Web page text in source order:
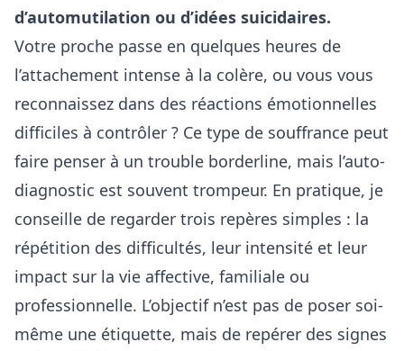
d’automutilation ou d’idées suicidaires.
Votre proche passe en quelques heures de
l’attachement intense à la colère, ou vous vous
reconnaissez dans des réactions émotionnelles
difficiles à contrôler ? Ce type de souffrance peut
faire penser à un trouble borderline, mais l’auto-
diagnostic est souvent trompeur. En pratique, je
conseille de regarder trois repères simples : la
répétition des difficultés, leur intensité et leur
impact sur la vie affective, familiale ou
professionnelle. L’objectif n’est pas de poser soi-
même une étiquette, mais de repérer des signes